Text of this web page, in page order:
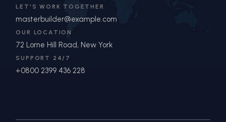
LET'S WORK TOGETHER
masterbuilder@example.com
OUR LOCATION
72 Lorne Hill Road, New York
SUPPORT 24/7
+0800 2399 436 228